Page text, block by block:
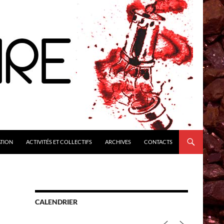
ACTIVITÉS ET COLLECTIFS ARCHIVES CONTACTS
CALENDRIER